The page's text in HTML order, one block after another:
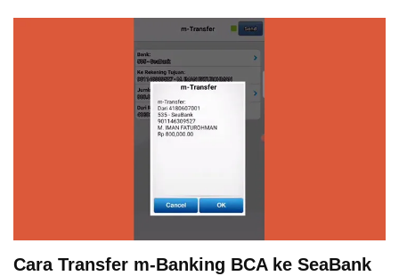
Cara Transfer m-Banking BCA ke SeaBank